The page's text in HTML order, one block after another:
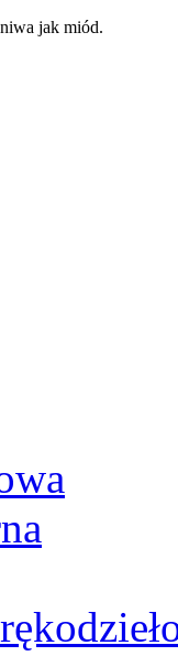
jak miód.